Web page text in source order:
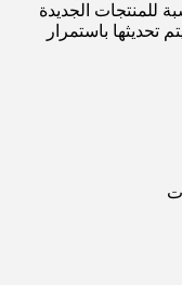
للمنتجات الجديدة
تحديثها باستمرار